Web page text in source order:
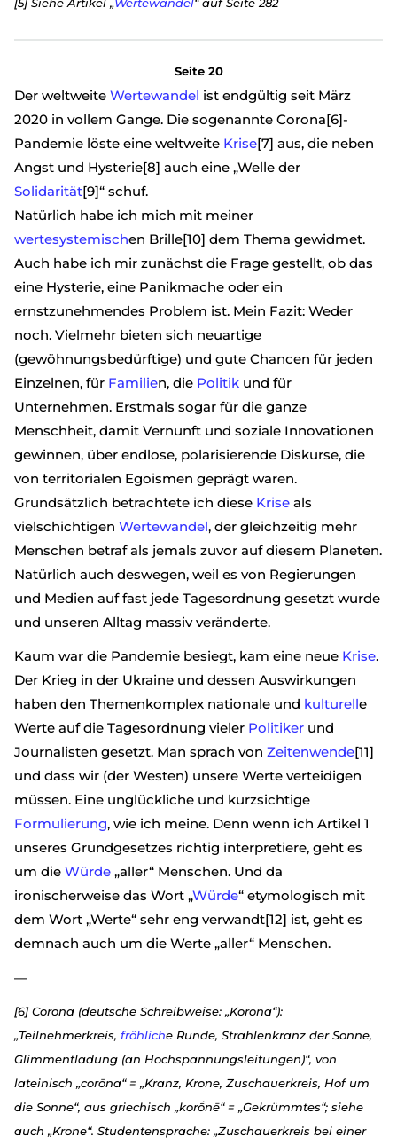
Seite 20
Der weltweite Wertewandel ist endgültig seit März
2020 in vollem Gange. Die sogenannte Corona[6]-
Pandemie löste eine weltweite Krise[7] aus, die neben
Angst und Hysterie[8] auch eine „Welle der
Solidarität[9]“ schuf.
Natürlich habe ich mich mit meiner
wertesystemischen Brille[10] dem Thema gewidmet.
Auch habe ich mir zunächst die Frage gestellt, ob das
eine Hysterie, eine Panikmache oder ein
ernstzunehmendes Problem ist. Mein Fazit: Weder
noch. Vielmehr bieten sich neuartige
(gewöhnungsbedürftige) und gute Chancen für jeden
Einzelnen, für Familien, die Politik und für
Unternehmen. Erstmals sogar für die ganze
Menschheit, damit Vernunft und soziale Innovationen
gewinnen, über endlose, polarisierende Diskurse, die
von territorialen Egoismen geprägt waren.
Grundsätzlich betrachtete ich diese Krise als
vielschichtigen Wertewandel, der gleichzeitig mehr
Menschen betraf als jemals zuvor auf diesem Planeten.
Natürlich auch deswegen, weil es von Regierungen
und Medien auf fast jede Tagesordnung gesetzt wurde
und unseren Alltag massiv veränderte.
Kaum war die Pandemie besiegt, kam eine neue Krise.
Der Krieg in der Ukraine und dessen Auswirkungen
haben den Themenkomplex nationale und kulturelle
Werte auf die Tagesordnung vieler Politiker und
Journalisten gesetzt. Man sprach von Zeitenwende[11]
und dass wir (der Westen) unsere Werte verteidigen
müssen. Eine unglückliche und kurzsichtige
Formulierung, wie ich meine. Denn wenn ich Artikel 1
unseres Grundgesetzes richtig interpretiere, geht es
um die Würde „aller“ Menschen. Und da
ironischerweise das Wort „Würde“ etymologisch mit
dem Wort „Werte“ sehr eng verwandt[12] ist, geht es
demnach auch um die Werte „aller“ Menschen.
—
[6] Corona (deutsche Schreibweise: „Korona“):
„Teilnehmerkreis, fröhliche Runde, Strahlenkranz der Sonne,
Glimmentladung (an Hochspannungsleitungen)“, von
lateinisch „corōna“ = „Kranz, Krone, Zuschauerkreis, Hof um
die Sonne“, aus griechisch „korṓnē“ = „Gekrümmtes“; siehe
auch „Krone“. Studentensprache: „Zuschauerkreis bei einer